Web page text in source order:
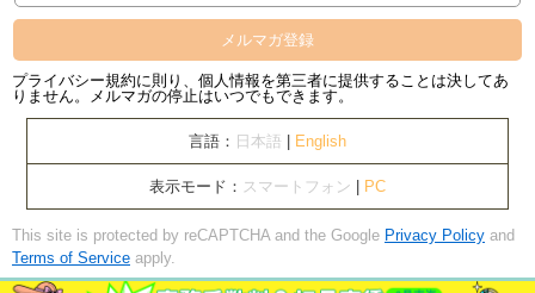
メルマガ登録
プライバシー規約に則り、個人情報を第三者に提供することは決してあ
りません。メルマガの停止はいつでもできます。
言語： 日本語 English
表示モード： スマートフォン PC
This site is protected by reCAPTCHA and the Google Privacy Policy and
Terms of Service apply.